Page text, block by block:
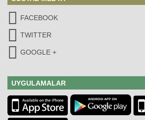
FACEBOOK
TWITTER
GOOGLE +
UYGULAMALAR